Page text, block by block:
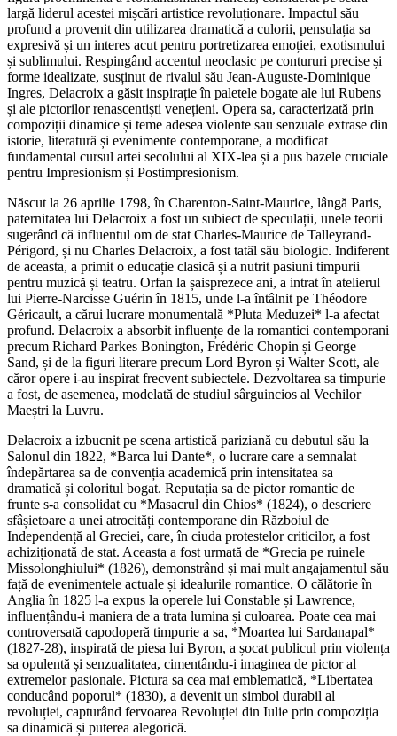
largă liderul acestei mișcări artistice revoluționare. Impactul său
profund a provenit din utilizarea dramatică a culorii, pensulația sa
expresivă și un interes acut pentru portretizarea emoției, exotismului
și sublimului. Respingând accentul neoclasic pe contururi precise și
forme idealizate, susținut de rivalul său Jean-Auguste-Dominique
Ingres, Delacroix a găsit inspirație în paletele bogate ale lui Rubens
și ale pictorilor renascentiști venețieni. Opera sa, caracterizată prin
compoziții dinamice și teme adesea violente sau senzuale extrase din
istorie, literatură și evenimente contemporane, a modificat
fundamental cursul artei secolului al XIX-lea și a pus bazele cruciale
pentru Impresionism și Postimpresionism.
Născut la 26 aprilie 1798, în Charenton-Saint-Maurice, lângă Paris,
paternitatea lui Delacroix a fost un subiect de speculații, unele teorii
sugerând că influentul om de stat Charles-Maurice de Talleyrand-
Périgord, și nu Charles Delacroix, a fost tatăl său biologic. Indiferent
de aceasta, a primit o educație clasică și a nutrit pasiuni timpurii
pentru muzică și teatru. Orfan la șaisprezece ani, a intrat în atelierul
lui Pierre-Narcisse Guérin în 1815, unde l-a întâlnit pe Théodore
Géricault, a cărui lucrare monumentală *Pluta Meduzei* l-a afectat
profund. Delacroix a absorbit influențe de la romantici contemporani
precum Richard Parkes Bonington, Frédéric Chopin și George
Sand, și de la figuri literare precum Lord Byron și Walter Scott, ale
căror opere i-au inspirat frecvent subiectele. Dezvoltarea sa timpurie
a fost, de asemenea, modelată de studiul sârguincios al Vechilor
Maeștri la Luvru.
Delacroix a izbucnit pe scena artistică pariziană cu debutul său la
Salonul din 1822, *Barca lui Dante*, o lucrare care a semnalat
îndepărtarea sa de convenția academică prin intensitatea sa
dramatică și coloritul bogat. Reputația sa de pictor romantic de
frunte s-a consolidat cu *Masacrul din Chios* (1824), o descriere
sfâșietoare a unei atrocități contemporane din Războiul de
Independență al Greciei, care, în ciuda protestelor criticilor, a fost
achiziționată de stat. Aceasta a fost urmată de *Grecia pe ruinele
Missolonghiului* (1826), demonstrând și mai mult angajamentul său
față de evenimentele actuale și idealurile romantice. O călătorie în
Anglia în 1825 l-a expus la operele lui Constable și Lawrence,
influențându-i maniera de a trata lumina și culoarea. Poate cea mai
controversată capodoperă timpurie a sa, *Moartea lui Sardanapal*
(1827-28), inspirată de piesa lui Byron, a șocat publicul prin violența
sa opulentă și senzualitatea, cimentându-i imaginea de pictor al
extremelor pasionale. Pictura sa cea mai emblematică, *Libertatea
conducând poporul* (1830), a devenit un simbol durabil al
revoluției, capturând fervoarea Revoluției din Iulie prin compoziția
sa dinamică și puterea alegorică.